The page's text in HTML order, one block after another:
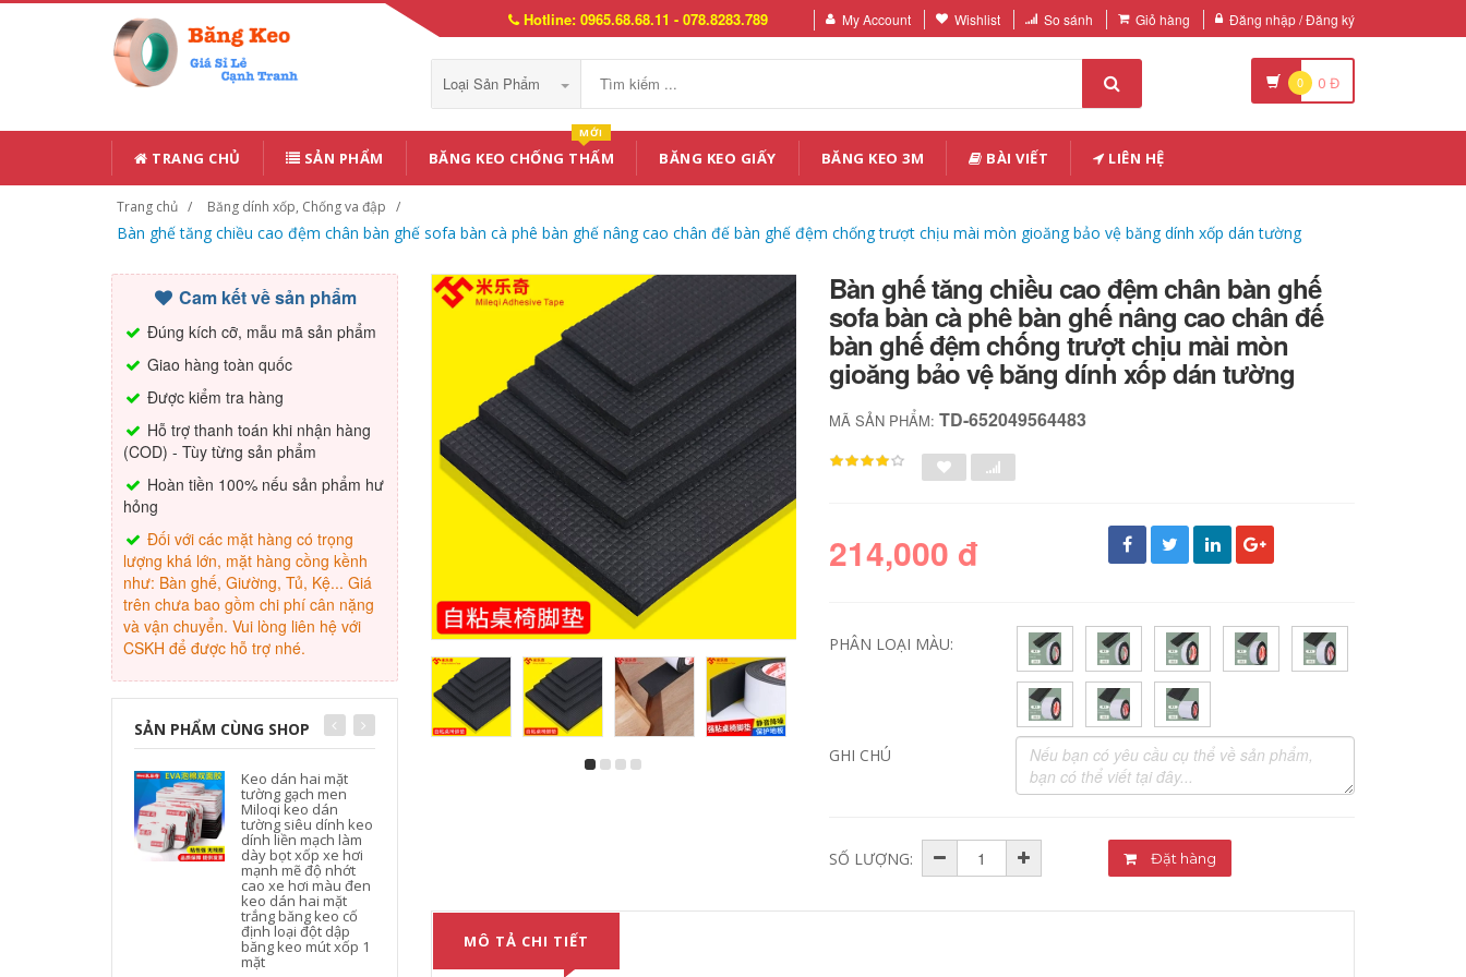
Hotline: 0965.68.68.11 - 078.8283.789 My Account Wishlist So sánh Giỏ hàng Đăng nhập / Đăng ký
Loại Sản Phẩm 0 0 Đ
TRANG CHỦ SẢN PHẨM BĂNG KEO CHỐNG THẤM
MỚI
BĂNG KEO GIẤY BĂNG KEO 3M BÀI VIẾT LIÊN HỆ
Trang chủ Băng dính xốp, Chống va đập
Bàn ghế tăng chiều cao đệm chân bàn ghế sofa bàn cà phê bàn ​​ghế nâng cao chân đế bàn ghế đệm chống trượt chịu mài mòn gioăng bảo vệ băng dính xốp dán tường
Cam kết về sản phẩm
Đúng kích cỡ, mẫu mã sản phẩm
Giao hàng toàn quốc
Được kiểm tra hàng
Hỗ trợ thanh toán khi nhận hàng
(COD) - Tùy từng sản phẩm
Hoàn tiền 100% nếu sản phẩm hư
hỏng
Đối với các mặt hàng có trọng
lượng khá lớn, mặt hàng cồng kềnh
như: Bàn ghế, Giường, Tủ, Kệ... Giá
trên chưa bao gồm chi phí cân nặng
và vận chuyển. Vui lòng liên hệ với
CSKH để được hỗ trợ nhé.
SẢN PHẨM CÙNG SHOP
Keo dán hai mặt
tường gạch men
Miloqi keo dán
tường siêu dính keo
dính liền mạch làm
dày bọt xốp xe hơi
mạnh mẽ độ nhớt
cao xe hơi màu đen
keo dán hai mặt
trắng băng keo cố
định loại đột dập
băng keo mút xốp 1
mặt
1-2-3MM băng dính
xốp 1 mặt
191,000
mạch quảng cáo bọt
nước keo dán hai
Bàn ghế tăng chiều cao đệm chân bàn ghế
sofa bàn cà phê bàn ​​ghế nâng cao chân đế
bàn ghế đệm chống trượt chịu mài mòn
gioăng bảo vệ băng dính xốp dán tường
MÃ SẢN PHẨM:TD-652049564483
214,000 đ
PHÂN LOẠI MÀU:
GHI CHÚ
SỐ LƯỢNG: Đặt hàng
MÔ TẢ CHI TIẾT